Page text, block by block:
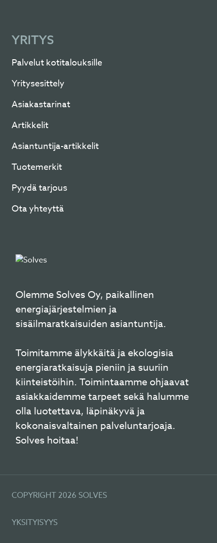
YRITYS
Palvelut kotitalouksille
Yritysesittely
Asiakastarinat
Artikkelit
Asiantuntija-artikkelit
Tuotemerkit
Pyydä tarjous
Ota yhteyttä
Olemme Solves Oy, paikallinen
energiajärjestelmien ja
sisäilmaratkaisuiden asiantuntija.
Toimitamme älykkäitä ja ekologisia
energiaratkaisuja pieniin ja suuriin
kiinteistöihin. Toimintaamme ohjaavat
asiakkaidemme tarpeet sekä halumme
olla luotettava, läpinäkyvä ja
kokonaisvaltainen palveluntarjoaja.
Solves hoitaa!
COPYRIGHT 2026 SOLVES
YKSITYISYYS